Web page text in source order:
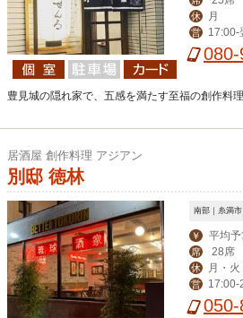
休 月
営 17:00-
080-
豊見城の隠れ家で、五感を満たす至福の創作料理
居酒屋 創作料理 アジアン
別邸 徳林
南部｜糸満
￥ 平均
席 28席
休 月・火
営
17:00-
ード